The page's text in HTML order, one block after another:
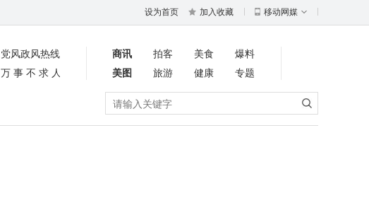
设为首页 加入收藏 移动网媒
党风政风热线
万事不求人
商讯 拍客 美食
爆料
美图
旅游 健康
专题